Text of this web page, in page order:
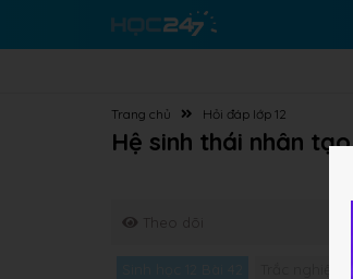
Trang chủ Hỏi đáp lớp 12
Hệ sinh thái nhân
Theo dõi
Trắc nghiệm